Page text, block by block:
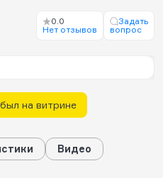
0.0
Нет отзывов
Задать
вопрос
на витрине
Видео